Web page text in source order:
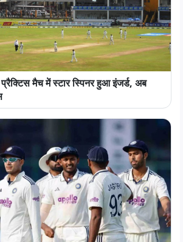
मैच में स्टार स्पिनर हुआ इंजर्ड, अब